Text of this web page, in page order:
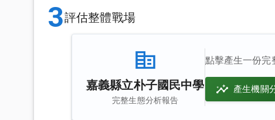
3評估整體戰場
嘉義縣立朴子國民中學
完整生態分析報告
點擊產生一份完
產生機關